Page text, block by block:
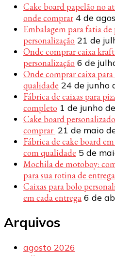
Cake board papelão no
onde comprar 4 de
Embalagem para fatia
personalização 21 de
Onde comprar caixa
personalização 6 de
Onde comprar caixa
qualidade 24 de junho
Fábrica de caixas para
completo 1 de junho
Cake board
comprar 21 de maio
Fábrica de cake board
com qualidade 5 de
Mochila de motoboy:
para sua rotina de
Caixas para bolo
em cada entrega 6 de
Arquivos
agosto 2026